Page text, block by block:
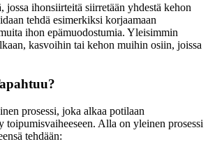
jossa ihonsiirteitä siirretään yhdestä kehon
tehdä esimerkiksi korjaamaan
ihon epämuodostumia. Yleisimmin
kasvoihin tai kehon muihin osiin, joissa
prosessi, joka alkaa potilaan
toipumisvaiheeseen. Alla on yleinen prosessi
tehdään: